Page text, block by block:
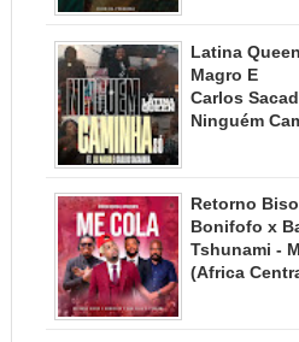
Latina
Magro E
Carlos
Ninguém
Retorno
Bonifofo x
Tshunami -
(Africa